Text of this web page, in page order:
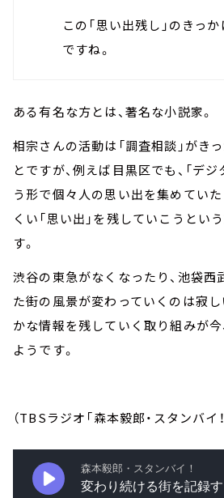
この「思い出残し」のきっ
ですね。
ある有名な方とは、著名な小説家。
相宗さんの活動は「調査相談」がき
とですが、例えば目黒区でも、「デ
う形で個々人の思い出を集めてい
くい「思い出」を残していこうとい
す。
渋谷の東急がなくなったり、池袋西
た街の風景が変わっていくのは寂
かな情報を残していく取り組みが今
ようです。
（TBSラジオ「森本毅郎・スタンバイ